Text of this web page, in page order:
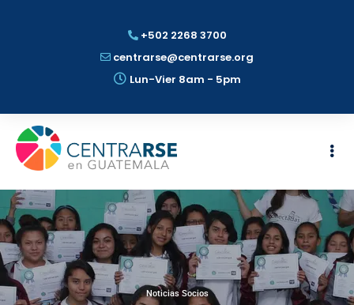
+502 2268 3700
centrarse@centrarse.org
Lun-Vier 8am - 5pm
Noticias Socios